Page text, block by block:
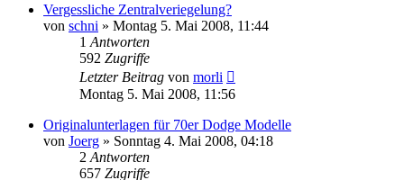
Vergessliche Zentralveriegelung?
von schni » Montag 5. Mai 2008, 11:44
1 Antworten
592 Zugriffe
Letzter Beitrag von morli
Montag 5. Mai 2008, 11:56
Originalunterlagen für 70er Dodge Modelle
von Joerg » Sonntag 4. Mai 2008, 04:18
2 Antworten
657 Zugriffe